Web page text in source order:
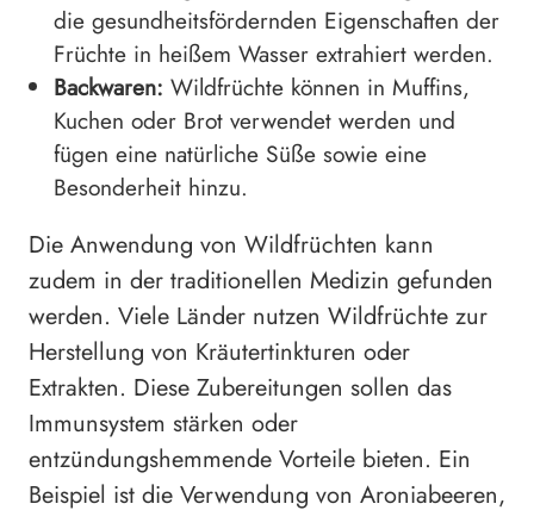
die gesundheitsfördernden Eigenschaften der
Früchte in heißem Wasser extrahiert werden.
Backwaren: Wildfrüchte können in Muffins,
Kuchen oder Brot verwendet werden und
fügen eine natürliche Süße sowie eine
Besonderheit hinzu.
Die Anwendung von Wildfrüchten kann
zudem in der traditionellen Medizin gefunden
werden. Viele Länder nutzen Wildfrüchte zur
Herstellung von Kräutertinkturen oder
Extrakten. Diese Zubereitungen sollen das
Immunsystem stärken oder
entzündungshemmende Vorteile bieten. Ein
Beispiel ist die Verwendung von Aroniabeeren,